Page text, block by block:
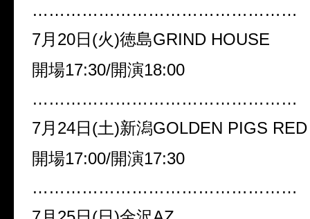
…………………………………………
7月20日(火)徳島GRIND HOUSE
開場17:30/開演18:00
…………………………………………
7月24日(土)新潟GOLDEN PIGS
開場17:00/開演17:30
…………………………………………